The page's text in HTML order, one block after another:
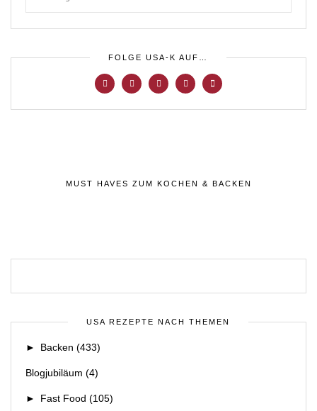
FOLGE USA-K AUF…
MUST HAVES ZUM KOCHEN & BACKEN
USA REZEPTE NACH THEMEN
► Backen (433)
Blogjubiläum (4)
► Fast Food (105)